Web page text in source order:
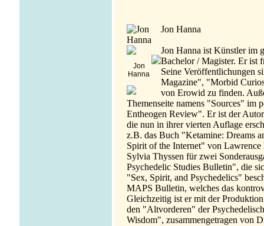
Jon
Hanna
Jon Hanna
Jon Hanna ist Künstler im
Bachelor / Magister. Er ist
Seine Veröffentlichungen
Magazine", "Morbid
von Erowid zu finden.
Themenseite namens "Sources" im
Entheogen Review". Er ist der
die nun in ihrer vierten Auflage
z.B. das Buch "Ketamine: Dreams
Spirit of the Internet" von Lawrence
Sylvia Thyssen für zwei
Psychedelic Studies Bulletin", die
"Sex, Spirit, and Psychedelics"
MAPS Bulletin, welches das
Gleichzeitig ist er mit der
den "Altvorderen" der
Wisdom", zusammengetragen von